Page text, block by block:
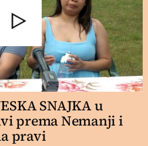
SNAJKA u
prema Nemanji i
pravi